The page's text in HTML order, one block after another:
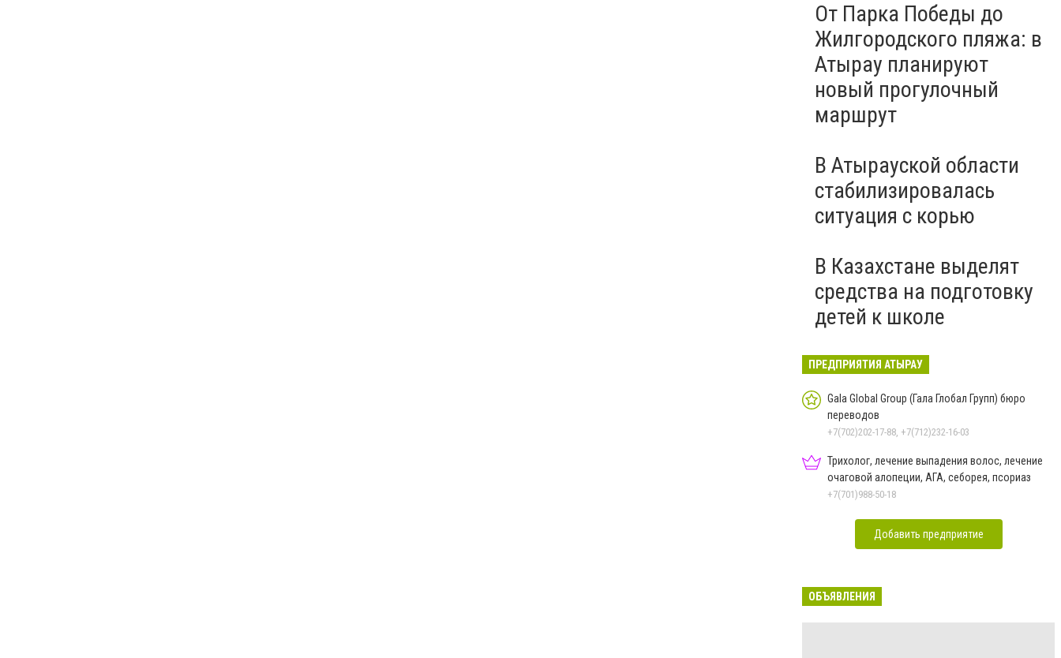
От Парка Победы до
Жилгородского пляжа: в
Атырау планируют
новый прогулочный
маршрут
В Атырауской области
стабилизировалась
ситуация с корью
В Казахстане выделят
средства на подготовку
детей к школе
ПРЕДПРИЯТИЯ АТЫРАУ
Gala Global Group (Гала Глобал Групп) бюро
переводов
+7(702)202-17-88, +7(712)232-16-03
Трихолог, лечение выпадения волос, лечение
очаговой алопеции, АГА, себорея, псориаз
+7(701)988-50-18
Добавить предприятие
ОБЪЯВЛЕНИЯ